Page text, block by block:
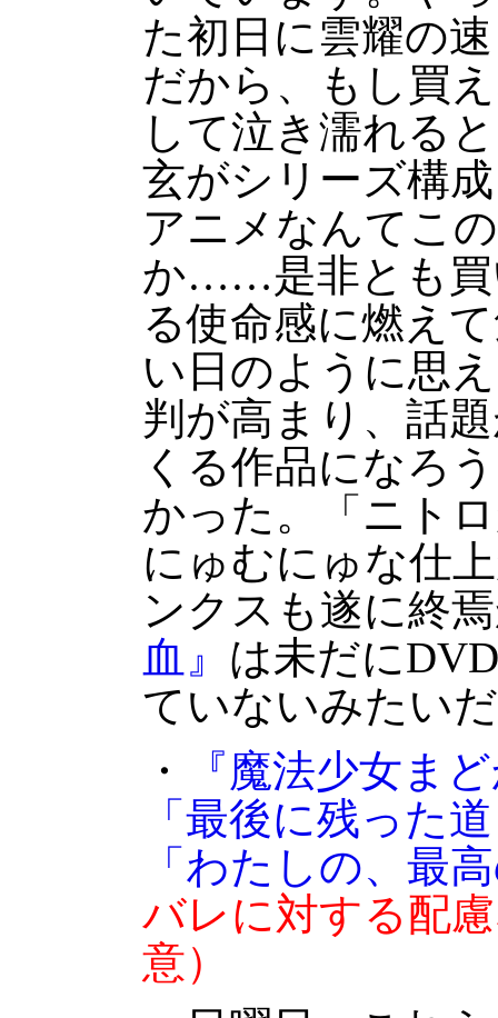
た初日に雲耀の
だから、もし買
して泣き濡れる
玄がシリーズ構
アニメなんてこ
か……是非とも買
る使命感に燃え
い日のように思
判が高まり、話
くる作品になろ
かった。「ニト
にゅむにゅな仕
ンクスも遂に終
血』 は未だに
ていないみたい
・
『魔法少女ま
「最後に残った
「わたしの、最
バレに対する配
意）